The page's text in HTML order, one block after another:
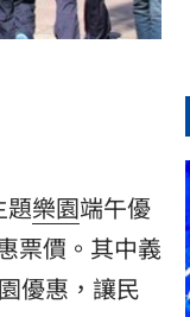
題樂園端午優
票價。其中義
優惠，讓民